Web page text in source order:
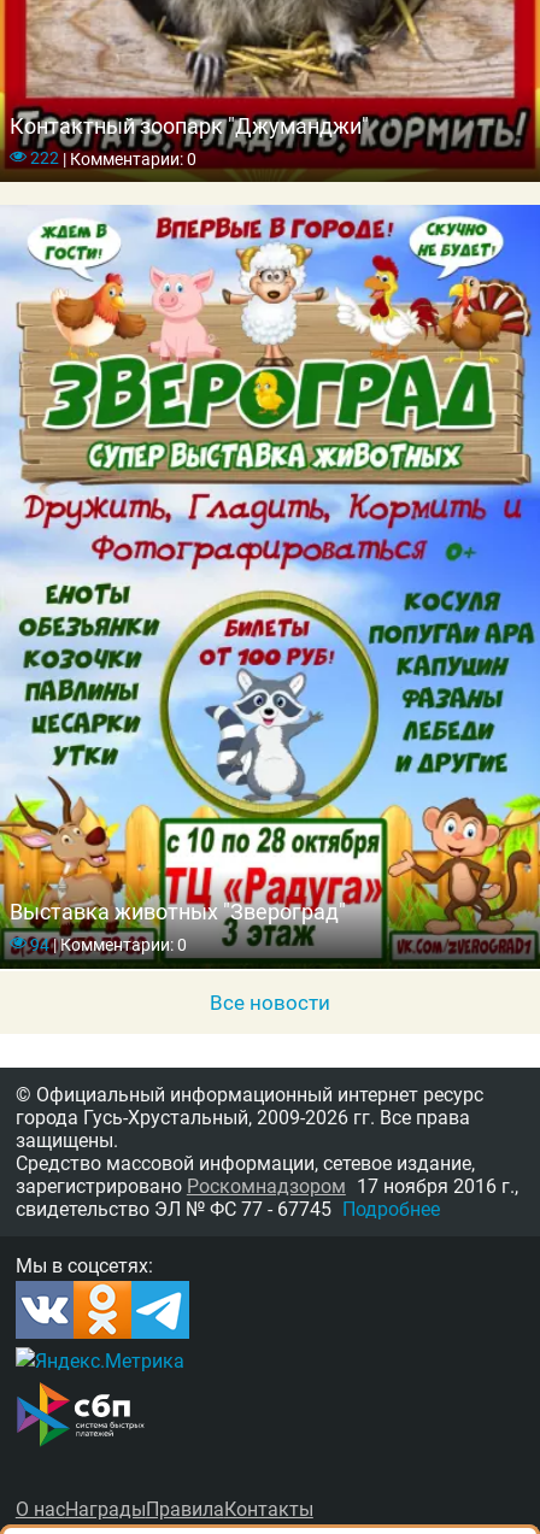
Контактный зоопарк "Джуманджи"
222 |Комментарии: 0
Выставка животных "Звероград"
94|Комментарии: 0
Все новости
© Официальный информационный интернет ресурс
города Гусь-Хрустальный, 2009-2026 гг. Все права
защищены.
Средство массовой информации, сетевое издание,
зарегистрировано Роскомнадзором 17 ноября 2016 г.,
свидетельство ЭЛ № ФС 77 - 67745 Подробнее
Мы в соцсетях:
О насНаградыПравилаКонтакты